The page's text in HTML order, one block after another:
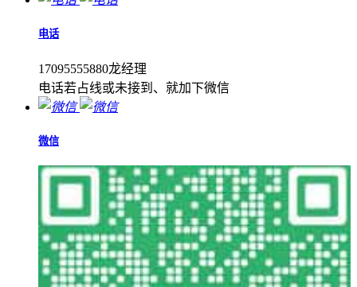
电话
17095555880龙经理
电话若占线或未接到、就加下微信
微信